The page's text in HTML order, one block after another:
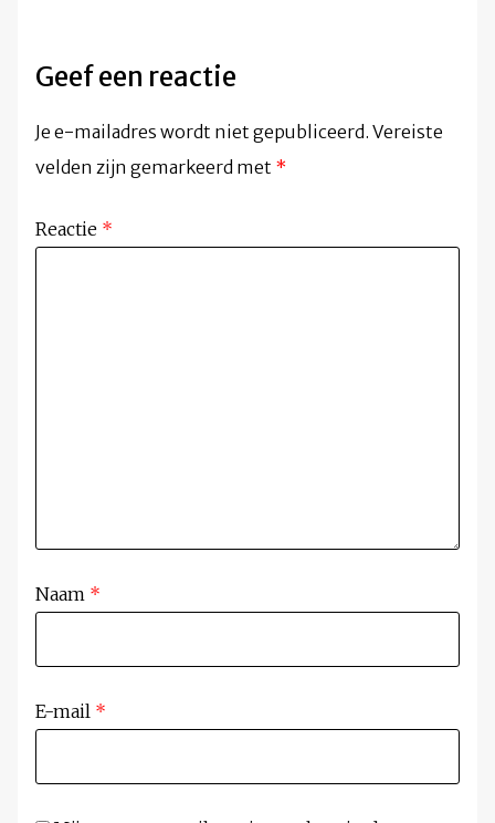
Geef een reactie
Je e-mailadres wordt niet gepubliceerd. Vereiste
velden zijn gemarkeerd met *
Reactie *
Naam *
E-mail *